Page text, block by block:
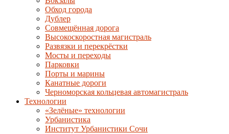
Обход города
Дублер
Совмещённая дорога
Высокоскоростная магистраль
Развязки и перекрёстки
Мосты и переходы
Парковки
Порты и марины
Канатные дороги
Черноморская кольцевая автомагистраль
Технологии
«Зелёные» технологии
Урбанистика
Институт Урбанистики Сочи